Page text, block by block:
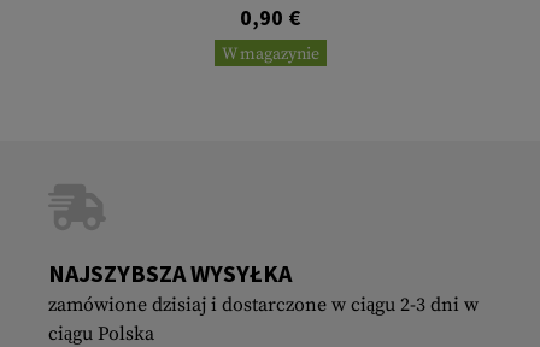
0,90 €
W magazynie
NAJSZYBSZA WYSYŁKA
zamówione dzisiaj i dostarczone w ciągu 2-3 dni w
ciągu Polska